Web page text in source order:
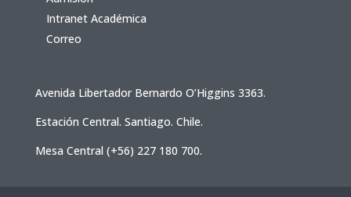
Intranet Académica
Correo
Avenida Libertador Bernardo O’Higgins 3363.
Estación Central. Santiago. Chile.
Mesa Central (+56) 227 180 700.